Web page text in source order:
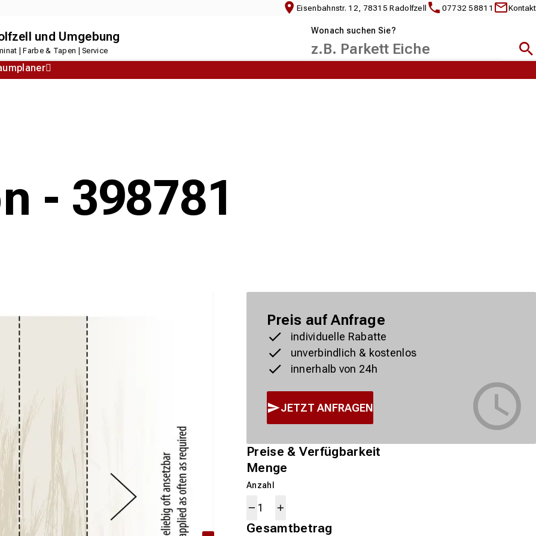
Eisenbahnstr. 12, 78315 Radolfzell 07732 58811 Kontakt
und Umgebung
| Farbe & Tapen | Service
Wonach suchen Sie?
- 398781
Preis auf Anfrage
individuelle Rabatte
unverbindlich & kostenlos
innerhalb von 24h
JETZT ANFRAGEN
Preise & Verfügbarkeit
Menge
Anzahl
Gesamtbetrag